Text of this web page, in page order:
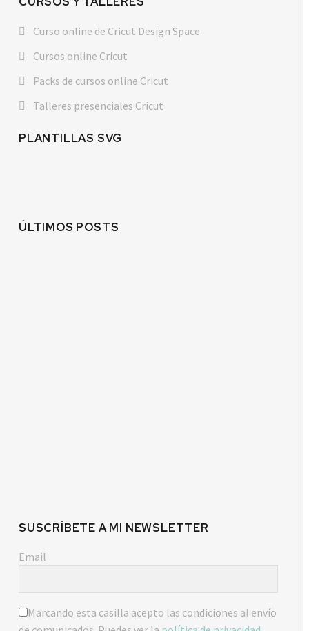
Curso online de Cricut Design Space
Cursos online Cricut
Packs de cursos online Cricut
Talleres presenciales Cricut
PLANTILLAS SVG
ÚLTIMOS POSTS
SUSCRÍBETE A MI NEWSLETTER
Email
Marcando esta casilla acepto las condiciones al envío